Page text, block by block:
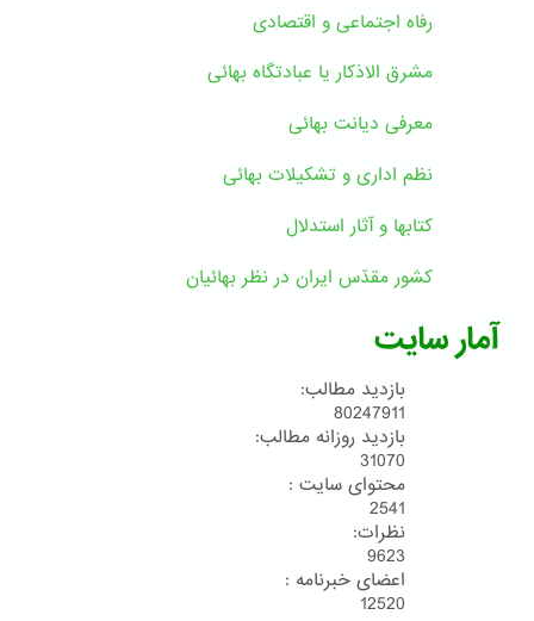
رفاه اجتماعی و اقتصادی
مشرق الاذکار یا عبادتگاه بهائی
معرفی دیانت بهائی
نظم اداری و تشکیلات بهائی
کتابها و آثار استدلال
کشور مقدّس ایران در نظر بهائیان
آمار سایت
بازدید مطالب:
80247911
بازدید روزانه مطالب:
31070
محتوای سایت :
2541
نظرات:
9623
اعضای خبرنامه :
12520